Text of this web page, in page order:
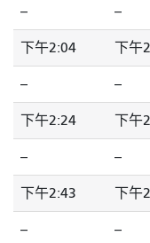
-- --
下午2:04 下午
-- --
下午2:24 下午
-- --
下午2:43 下午
-- --